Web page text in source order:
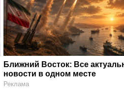
Ближний Восток: Все
новости в одном месте
Реклама